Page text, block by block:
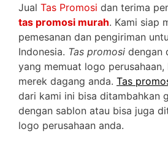
Jual Tas Promosi dan terima
tas promosi murah. Kami siap
pemesanan dan pengiriman
Indonesia. Tas promosi dengan
yang memuat logo
merek dagang anda. Tas
dari kami ini bisa ditambahkan
dengan sablon atau bisa juga
logo perusahaan anda.